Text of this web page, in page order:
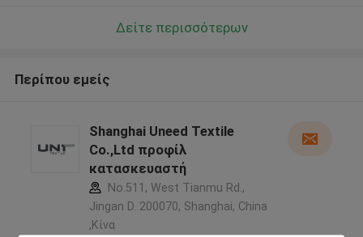
Δείτε περισσότερων
Περίπου εμείς
Shanghai Uneed Textile
Co.,Ltd προφίλ
κατασκευαστή
No.511, West Tianmu Rd.,
Jingan D. 200070, Shanghai, China
,Κίνα